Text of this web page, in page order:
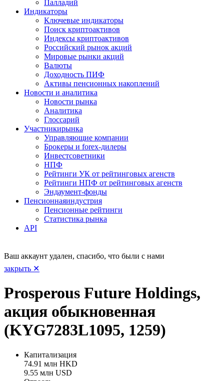
Палладий
Индикаторы
Ключевые индикаторы
Поиск криптоактивов
Индексы криптоактивов
Российский рынок акций
Мировые рынки акций
Валюты
Доходность ПИФ
Активы пенсионных накоплений
Новости и аналитика
Новости рынка
Аналитика
Глоссарий
Участникирынка
Управляющие компании
Брокеры и forex-дилеры
Инвестсоветники
НПФ
Рейтинги УК от рейтинговых агенств
Рейтинги НПФ от рейтинговых агенств
Эндаумент-фонды
Пенсионнаяиндустрия
Пенсионные рейтинги
Статистика рынка
API
Ваш аккаунт удален, спасибо, что были с нами
закрыть ✕
Prosperous Future Holdings,
акция обыкновенная
(KYG7283L1095, 1259)
Капитализация
74.91 млн HKD
9.55 млн USD